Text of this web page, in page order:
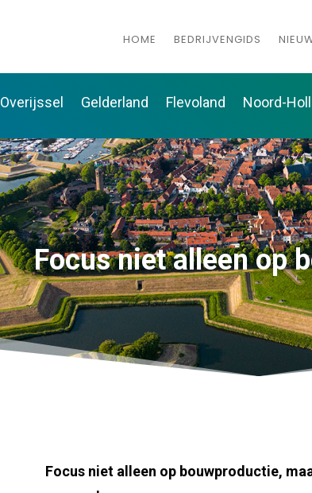
HOME BEDRIJVENGIDS
Overijssel Gelderland Flevoland Noord-
Focus niet alleen op
Focus niet alleen op bouwproductie,